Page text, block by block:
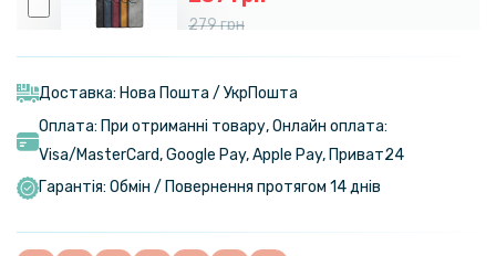
279 грн
Шкіряний чохол - накладка Fanoya для Infinix Hot 40i / Smart 8
Доставка: Нова Пошта / УкрПошта
Оплата: При отриманні товару, Онлайн оплата:
Visa/MasterСard, Google Pay, Apple Pay, Приват24
Гарантія: Обмін / Повернення протягом 14 днів